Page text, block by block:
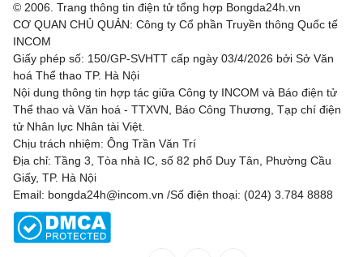
© 2006. Trang thông tin điện tử tổng hợp Bongda24h.vn
CƠ QUAN CHỦ QUẢN: Công ty Cổ phần Truyền thông Quốc tế
INCOM
Giấy phép số: 150/GP-SVHTT cấp ngày 03/4/2026 bởi Sở Văn
hoá Thể thao TP. Hà Nội
Nội dung thông tin hợp tác giữa Công ty INCOM và Báo điện tử
Thể thao và Văn hoá - TTXVN, Báo Công Thương, Tạp chí điện
tử Nhân lực Nhân tài Việt.
Chịu trách nhiệm: Ông Trần Văn Trí
Địa chỉ: Tầng 3, Tòa nhà IC, số 82 phố Duy Tân, Phường Cầu
Giấy, TP. Hà Nội
Email: bongda24h@incom.vn /Số điện thoại: (024) 3.784 8888